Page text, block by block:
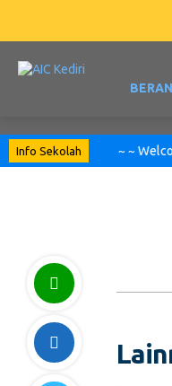
Info Sekolah ~ ~